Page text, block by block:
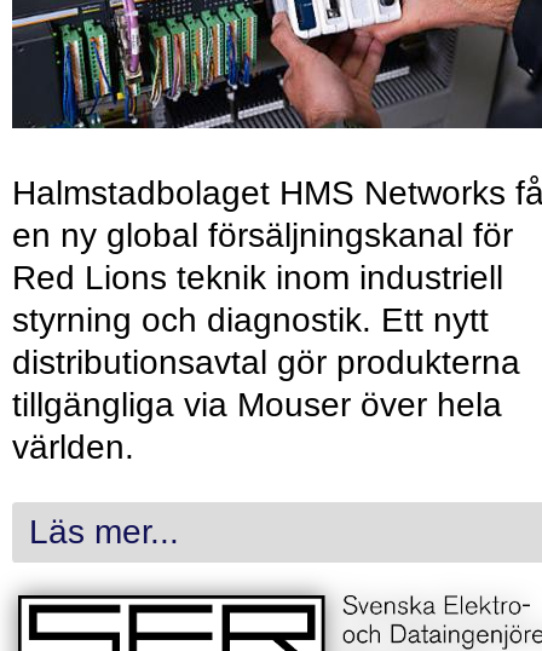
Halmstadbolaget HMS Networks
en ny global försäljningskanal för
Red Lions teknik inom industriell
styrning och diagnostik. Ett nytt
distributionsavtal gör produkterna
tillgängliga via Mouser över hela
världen.
Läs mer...